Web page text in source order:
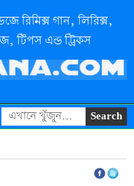
রিমিক্স গান, লিরিক্স,
টিপস এন্ড ট্রিকস